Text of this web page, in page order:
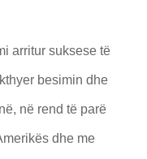
arritur suksese të
besimin dhe
në rend të parë
dhe me